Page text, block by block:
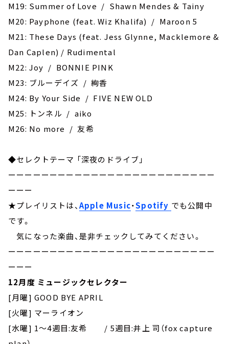
M19: Summer of Love / Shawn Mendes & Tainy
M20: Payphone (feat. Wiz Khalifa) / Maroon 5
M21: These Days (feat. Jess Glynne, Macklemore &
Dan Caplen) / Rudimental
M22: Joy / BONNIE PINK
M23: ブルーデイズ / 絢香
M24: By Your Side / FIVE NEW OLD
M25: トンネル / aiko
M26: No more / 友希
◆セレクトテーマ 「深夜のドライブ」
ーーーーーーーーーーーーーーーーーーーーーーーーー
ーーー
★プレイリストは、Apple Music・Spotify でも公開中
です。
気になった楽曲、是非チェックしてみてください。
ーーーーーーーーーーーーーーーーーーーーーーーーー
ーーー
12月度 ミュージックセレクター
[月曜] GOOD BYE APRIL
[火曜] マーライオン
[水曜] 1～4週目:友希 / 5週目:井上 司（fox capture